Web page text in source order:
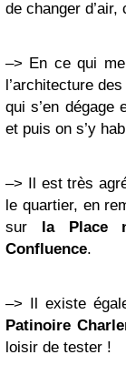
de changer d’air,
–> En ce qui
l’architecture
qui s’en dégage
et puis on s’y
–> Il est très
le quartier, en
sur la Place
Confluence.
–> Il existe
Patinoire
loisir de tester !